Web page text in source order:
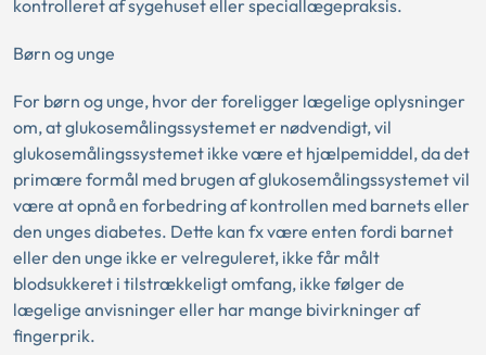
kontrolleret af sygehuset eller speciallægepraksis.
Børn og unge
For børn og unge, hvor der foreligger lægelige oplysninger
om, at glukosemålingssystemet er nødvendigt, vil
glukosemålingssystemet ikke være et hjælpemiddel, da det
primære formål med brugen af glukosemålingssystemet vil
være at opnå en forbedring af kontrollen med barnets eller
den unges diabetes. Dette kan fx være enten fordi barnet
eller den unge ikke er velreguleret, ikke får målt
blodsukkeret i tilstrækkeligt omfang, ikke følger de
lægelige anvisninger eller har mange bivirkninger af
fingerprik.